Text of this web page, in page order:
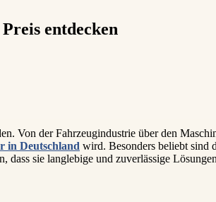
entdecken
Von der Fahrzeugindustrie über den
in Deutschland wird. Besonders beliebt sind
sie langlebige und zuverlässige